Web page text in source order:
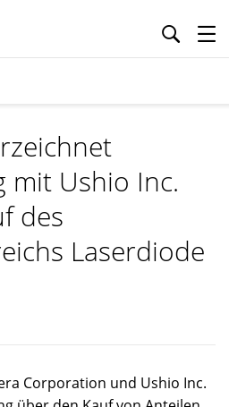
mit Ushio Inc.
des
Laserdiode
Corporation und Ushio Inc.